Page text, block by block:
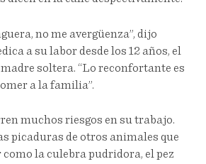
no me avergüenza”, dijo
a su labor desde los 12 años, el
soltera. “Lo reconfortante es
a la familia”.
muchos riesgos en su trabajo.
picaduras de otros animales que
la culebra pudridora, el pez